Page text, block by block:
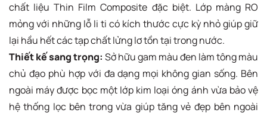
chất liệu Thin Film Composite đặc biệt. Lớp màng RO
mỏng với những lỗ li ti có kích thước cực kỳ nhỏ giúp giữ
lại hầu hết các tạp chất lửng lơ tồn tại trong nước.
Thiết kế sang trọng: Sở hữu gam màu đen làm tông màu
chủ đạo phù hợp với đa dạng mọi không gian sống. Bên
ngoài máy được bọc một lớp kim loại óng ánh vừa bảo vệ
hệ thống lọc bên trong vừa giúp tăng vẻ đẹp bên ngoài